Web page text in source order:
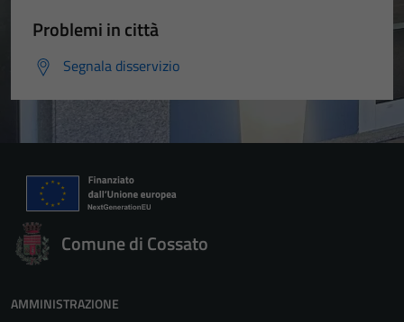
Problemi in città
Segnala disservizio
Comune di Cossato
AMMINISTRAZIONE